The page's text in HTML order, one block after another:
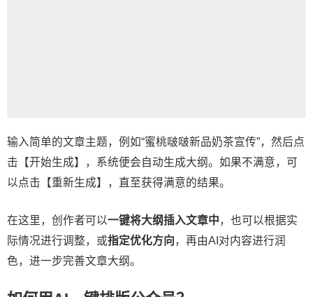
输入简单的文章主题，例如“蜜桃啵啵新品奶茶宣传”，然后点
击【开始生成】，系统便会自动生成大纲。如果不满意，可
以点击【重新生成】，直至获得满意的结果。
在这里，创作者可以一键将大纲插入文章中，也可以根据实
际情况进行调整，或指定优化方向，再由AI对内容进行润
色，进一步完善文章大纲。